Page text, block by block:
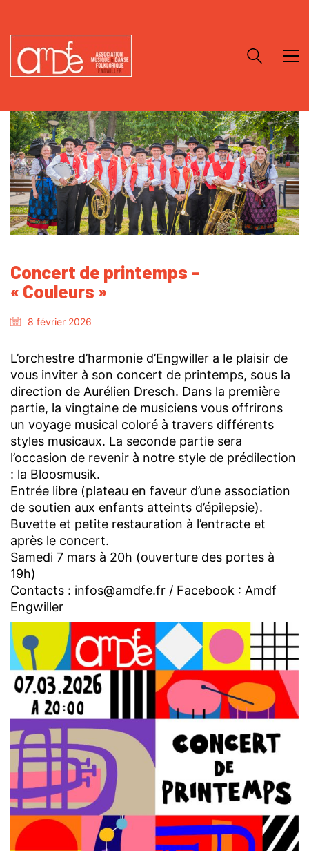
Concert de printemps –
« Couleurs »
8 février 2026
L’orchestre d’harmonie d’Engwiller a le plaisir de
vous inviter à son concert de printemps, sous la
direction de Aurélien Dresch. Dans la première
partie, la vingtaine de musiciens vous offrirons
un voyage musical coloré à travers différents
styles musicaux. La seconde partie sera
l’occasion de revenir à notre style de prédilection
: la Bloosmusik.
Entrée libre (plateau en faveur d’une association
de soutien aux enfants atteints d’épilepsie).
Buvette et petite restauration à l’entracte et
après le concert.
Samedi 7 mars à 20h (ouverture des portes à
19h)
Contacts : infos@amdfe.fr / Facebook : Amdf
Engwiller